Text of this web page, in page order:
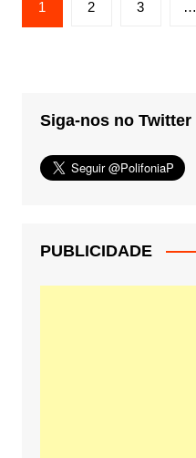
de
1 2 3 …
Siga-nos no Twitter
PUBLICIDADE